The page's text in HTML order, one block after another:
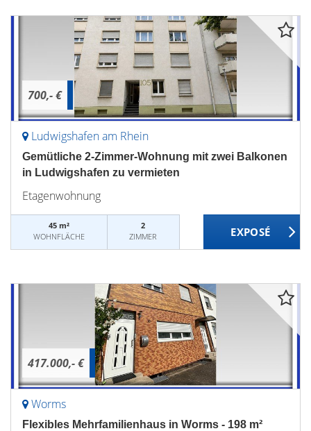
700,- €
Ludwigshafen am Rhein
Gemütliche 2-Zimmer-Wohnung mit zwei Balkonen
in Ludwigshafen zu vermieten
Etagenwohnung
45 m²
WOHNFLÄCHE
2
ZIMMER
417.000,- €
Worms
Flexibles Mehrfamilienhaus in Worms - 198 m²